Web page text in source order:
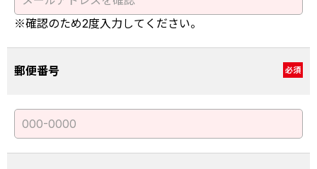
※確認のため2度入力してください。
郵便番号 必須